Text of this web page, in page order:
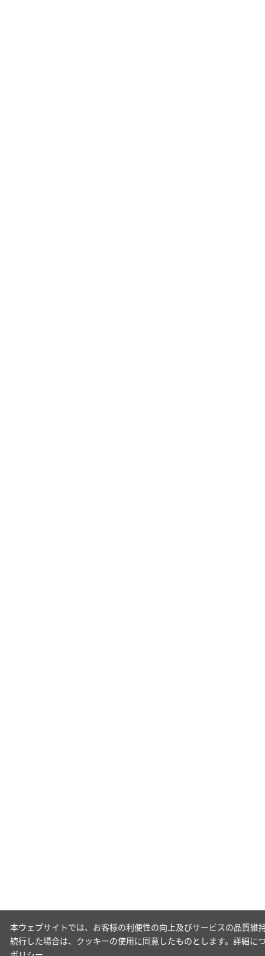
本ウェブサイトでは、お客様の利便性の向上及びサービスの品質
続行した場合は、クッキーの使用に同意したものとします。詳細